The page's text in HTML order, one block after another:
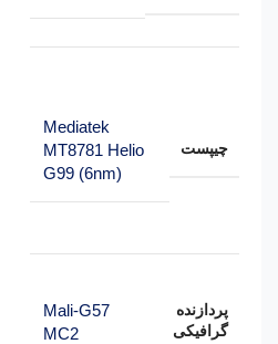
چیپست
Mediatek
MT8781 Helio
G99 (6nm)
پردازنده
گرافیکی
Mali-G57
MC2